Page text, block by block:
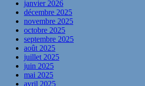
janvier 2026
décembre 2025
novembre 2025
octobre 2025
septembre 2025
août 2025
juillet 2025
juin 2025
mai 2025
avril 2025